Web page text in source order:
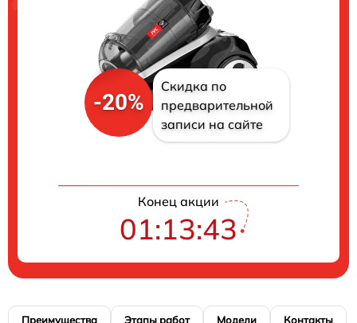
-20%
Скидка по
предварительной
записи на сайте
Конец акции
01:13:42
Преимущества Этапы работ Модели Контакты